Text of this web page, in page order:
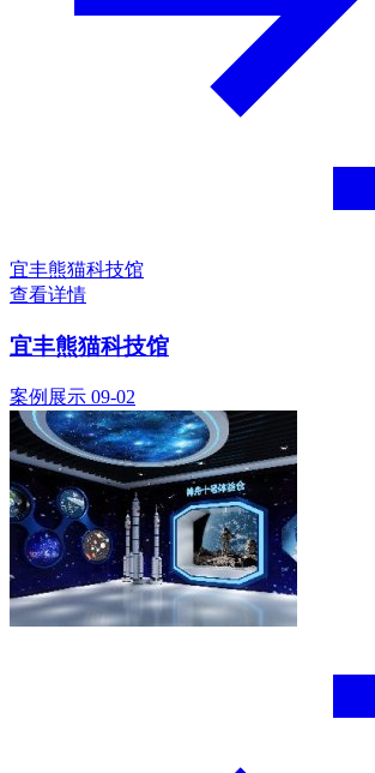
宜丰熊猫科技馆
查看详情
宜丰熊猫科技馆
案例展示 09-02